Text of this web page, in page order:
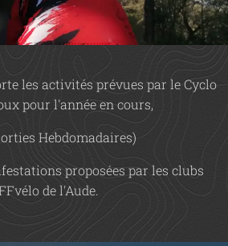
les activités prévues par le Cyclo
pour l'année en cours,
Hebdomadaires)
proposées par les clubs
de l'Aude.